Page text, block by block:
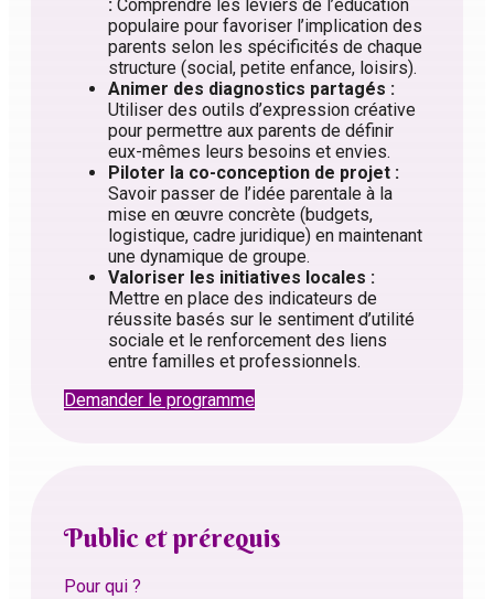
: Comprendre les leviers de l’éducation
populaire pour favoriser l’implication des
parents selon les spécificités de chaque
structure (social, petite enfance, loisirs).
Animer des diagnostics partagés :
Utiliser des outils d’expression créative
pour permettre aux parents de définir
eux-mêmes leurs besoins et envies.
Piloter la co-conception de projet :
Savoir passer de l’idée parentale à la
mise en œuvre concrète (budgets,
logistique, cadre juridique) en maintenant
une dynamique de groupe.
Valoriser les initiatives locales :
Mettre en place des indicateurs de
réussite basés sur le sentiment d’utilité
sociale et le renforcement des liens
entre familles et professionnels.
Demander le programme
Public et prérequis
Pour qui ?